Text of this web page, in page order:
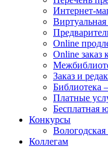
Интернет-
Online
Online заказ
Заказ и
Библиотека
Платные
Бесплатная
Конкурсы
Вологодская
Коллегам